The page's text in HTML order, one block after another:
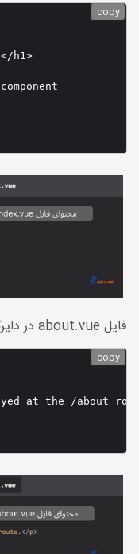
h1>
copy
فایل about.vue در دایرکتوری pages :
at the /about
copy